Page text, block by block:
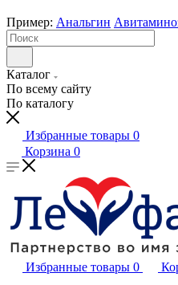
Пример: Анальгин
Каталог
По всему сайту
По каталогу
Избранные товары 0
Корзина 0
Избранные товары 0